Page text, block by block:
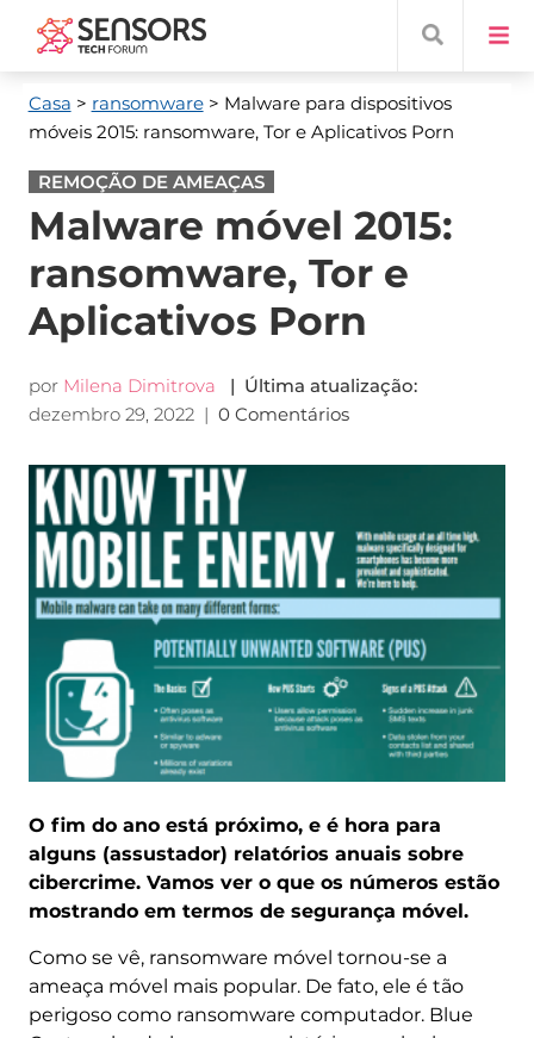
Casa > ransomware> Malware para dispositivos
móveis 2015: ransomware, Tor e Aplicativos Porn
REMOÇÃO DE AMEAÇAS
Malware móvel 2015:
ransomware, Tor e
Aplicativos Porn
por Milena Dimitrova
| Última atualização:
dezembro 29, 2022| 0 Comentários
O fim do ano está próximo, e é hora para
alguns (assustador) relatórios anuais sobre
cibercrime. Vamos ver o que os números estão
mostrando em termos de segurança móvel.
Como se vê, ransomware móvel tornou-se a
ameaça móvel mais popular. De fato, ele é tão
perigoso como ransomware computador. Blue